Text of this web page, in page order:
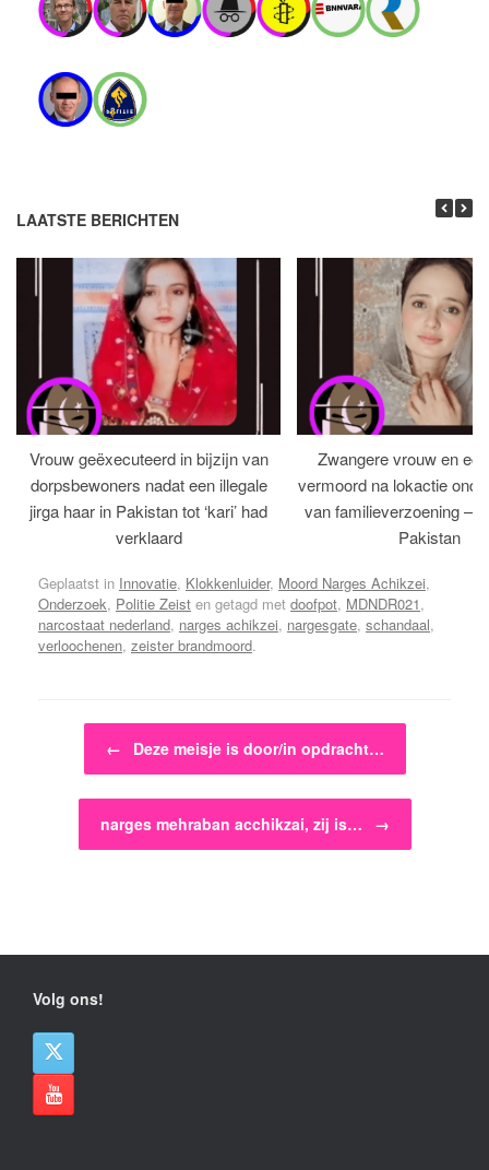
LAATSTE BERICHTEN
Vrouw geëxecuteerd in bijzijn van
dorpsbewoners nadat een illegale
jirga haar in Pakistan tot ‘kari’ had
verklaard
Zwangere vrouw en
vermoord na lokactie
van familieverzoening –
Pakistan
Geplaatst in Innovatie, Klokkenluider, Moord Narges Achikzei,
Onderzoek, Politie Zeist en getagd met doofpot, MDNDR021,
narcostaat nederland, narges achikzei, nargesgate, schandaal,
verloochenen, zeister brandmoord.
Bericht navigatie
← Deze meisje is door/in opdracht…
narges mehraban acchikzai, zij is… →
Volg ons!